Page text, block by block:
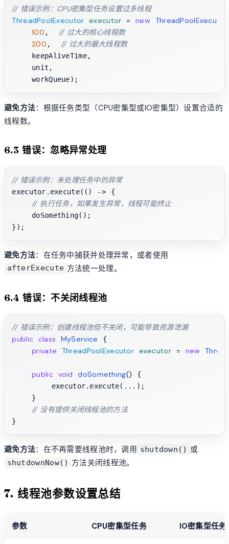
// 错误示例：CPU密集型任务设置过多线程
ThreadPoolExecutor executor = new ThreadPoolExecutor
100 , // 过大的核心线程数
200 , // 过大的最大线程数
    keepAliveTime,
    unit,
避免方法：根据任务类型（CPU密集型或IO密集型）设置合适的
线程数。
6.3 错误：忽略异常处理
// 错误示例：未处理任务中的异常
executor.execute(() -> {
// 执行任务，如果发生异常，线程可能终止
    doSomething();
避免方法：在任务中捕获并处理异常，或者使用
afterExecute 方法统一处理。
6.4 错误：不关闭线程池
// 错误示例：创建线程池但不关闭，可能导致资源泄漏
public class MyService {
private ThreadPoolExecutor executor = new
public void doSomething() {
        executor.execute(...);
    }
// 没有提供关闭线程池的方法
避免方法：在不再需要线程池时，调用 shutdown() 或
shutdownNow() 方法关闭线程池。
7. 线程池参数设置总结
参数 CPU密集型任务 IO密集型任务